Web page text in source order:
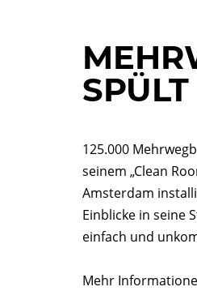
125.000
seinem „Clean
Amsterdam
Einblicke in seine
einfach und
Mehr